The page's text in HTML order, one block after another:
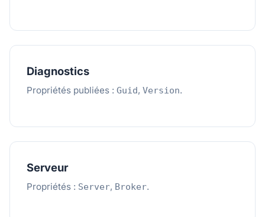
Diagnostics
Propriétés publiées : Guid, Version.
Serveur
Propriétés : Server, Broker.